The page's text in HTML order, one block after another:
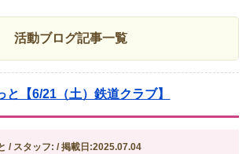
活動ブログ記事一覧
と【6/21（土）鉄道クラブ】
/ スタッフ: / 掲載日:2025.07.04